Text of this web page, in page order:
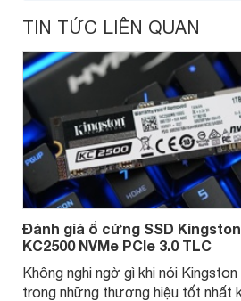
TIN TỨC LIÊN QUAN
Đánh giá ổ cứng SSD
KC2500 NVMe PCIe 3.0 TLC
Không nghi ngờ gì khi nói Kingston
trong những thương hiệu tốt nhất